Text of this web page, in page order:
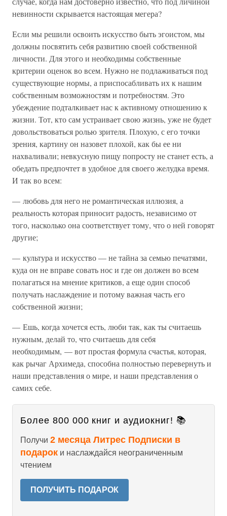
невинности скрывается настоящая мегера?
Если мы решили освоить искусство быть эгоистом, мы
должны посвятить себя развитию своей собственной
личности. Для этого и необходимы собственные
критерии оценок во всем. Нужно не подлаживаться под
существующие нормы, а приспосабливать их к нашим
собственным возможностям и потребностям. Это
убеждение подталкивает нас к активному отношению к
жизни. Тот, кто сам устраивает свою жизнь, уже не будет
довольствоваться ролью зрителя. Плохую, с его точки
зрения, картину он назовет плохой, как бы ее ни
нахваливали; невкусную пищу попросту не станет есть, а
обедать предпочтет в удобное для своего желудка время.
И так во всем:
— любовь для него не романтическая иллюзия, а
реальность которая приносит радость, независимо от
того, насколько она соответствует тому, что о ней говорят
другие;
— культура и искусство — не тайна за семью печатями,
куда он не вправе совать нос и где он должен во всем
полагаться на мнение критиков, а еще один способ
получать наслаждение и потому важная часть его
собственной жизни;
— Ешь, когда хочется есть, люби так, как ты считаешь
нужным, делай то, что считаешь для себя
необходимым, — вот простая формула счастья, которая,
как рычаг Архимеда, способна полностью перевернуть и
наши представления о мире, и наши представления о
самих себе.
Более 800 000 книг и аудиокниг! 📚
Получи 2 месяца Литрес Подписки в
подарок и наслаждайся неограниченным
чтением
ПОЛУЧИТЬ ПОДАРОК